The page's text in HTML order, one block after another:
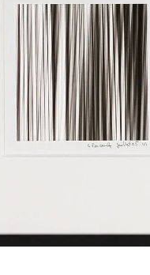
01_SCULPTURE
02_PHOTOGRAPHIQUE
03_COLLAGES
04_DESSINS
05_MONOTYPE
06_ARCHIVES
CONTACT